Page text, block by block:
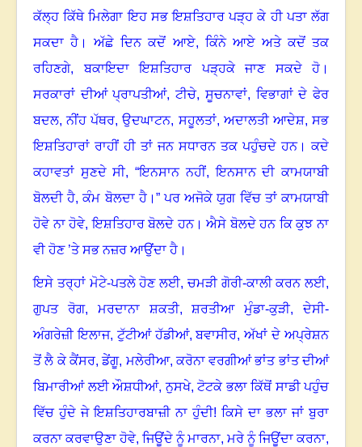
ਕੱਲ੍ਹ ਕਿੱਥੇ ਮਿਲੇਗਾ ਇਹ ਸਭ ਇਸ਼ਤਿਹਾਰ ਪੜ੍ਹ ਕੇ ਹੀ ਪਤਾ ਲੱਗ
ਸਕਦਾ ਹੈ ।ਅੱਛੇ ਦਿਨ ਕਦੋਂ ਆਏ, ਕਿੰਨੇ ਆਏ ਅਤੇ ਕਦੋਂ ਤਕ
ਰਹਿਣਗੇ,ਬਕਾਇਦਾ ਇਸ਼ਤਿਹਾਰ ਪੜ੍ਹਕੇ ਜਾਣ ਸਕਦੇ ਹੋ ।
ਸਰਕਾਰਾਂ ਦੀਆਂ ਪ੍ਰਾਪਤੀਆਂ,ਟੀਚੇ, ਸੂਚਨਾਵਾਂ, ਵਿਭਾਗਾਂ ਦੇ ਫੇਰ
ਬਦਲ,ਨੀਂਹ ਪੱਥਰ,ਉਦਘਾਟਨ, ਸਹੂਲਤਾਂ, ਅਦਾਲਤੀ ਆਦੇਸ਼,ਸਭ
ਇਸ਼ਤਿਹਾਰਾਂ ਰਾਹੀਂ ਹੀ ਤਾਂ ਜਨ ਸਧਾਰਨ ਤਕ ਪਹੁੰਚਦੇ ਹਨ।ਕਦੇ
ਕਹਾਵਤਾਂ ਸੁਣਦੇ ਸੀ, “ਇਨਸਾਨ ਨਹੀਂ, ਇਨਸਾਨ ਦੀ ਕਾਮਯਾਬੀ
ਬੋਲਦੀ ਹੈ,ਕੰਮ ਬੋਲਦਾ ਹੈ।”ਪਰ ਅਜੋਕੇ ਯੁਗ ਵਿੱਚ ਤਾਂ ਕਾਮਯਾਬੀ
ਹੋਵੇ ਨਾ ਹੋਵੇ,ਇਸ਼ਤਿਹਾਰ ਬੋਲਦੇ ਹਨ।ਐਸੇ ਬੋਲਦੇ ਹਨ ਕਿ ਕੁਝ ਨਾ
ਵੀ ਹੋਣ ’ਤੇ ਸਭ ਨਜ਼ਰ ਆਉਂਦਾ ਹੈ ।
ਇਸੇ ਤਰ੍ਹਾਂ ਮੋਟੇ-ਪਤਲੇ ਹੋਣ ਲਈ, ਚਮੜੀ ਗੋਰੀ-ਕਾਲੀ ਕਰਨ ਲਈ,
ਗੁਪਤ ਰੋਗ, ਮਰਦਾਨਾ ਸ਼ਕਤੀ,ਸ਼ਰਤੀਆ ਮੁੰਡਾ-ਕੁੜੀ,ਦੇਸੀ-
ਅੰਗਰੇਜ਼ੀ ਇਲਾਜ, ਟੁੱਟੀਆਂ ਹੱਡੀਆਂ,ਬਵਾਸੀਰ,ਅੱਖਾਂ ਦੇ ਅਪ੍ਰੇਸ਼ਨ
ਤੋਂ ਲੈ ਕੇ ਕੈਂਸਰ,ਡੇਂਗੂ, ਮਲੇਰੀਆ,ਕਰੋਨਾ ਵਰਗੀਆਂ ਭਾਂਤ ਭਾਂਤ ਦੀਆਂ
ਬਿਮਾਰੀਆਂ ਲਈ ਔਸ਼ਧੀਆਂ,ਨੁਸਖੇ, ਟੋਟਕੇ ਭਲਾ ਕਿੱਥੋਂ ਸਾਡੀ ਪਹੁੰਚ
ਵਿੱਚ ਹੁੰਦੇ ਜੇ ਇਸ਼ਤਿਹਾਰਬਾਜ਼ੀ ਨਾ ਹੁੰਦੀ! ਕਿਸੇ ਦਾ ਭਲਾ ਜਾਂ ਬੁਰਾ
ਕਰਨਾ ਕਰਵਾਉਣਾ ਹੋਵੇ, ਜਿਊਂਦੇ ਨੂੰ ਮਾਰਨਾ, ਮਰੇ ਨੂੰ ਜਿਊਂਦਾ ਕਰਨਾ,